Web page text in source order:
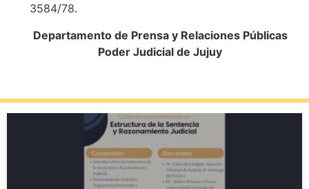
3584/78.
Departamento de Prensa y Relaciones Públicas
Poder Judicial de Jujuy